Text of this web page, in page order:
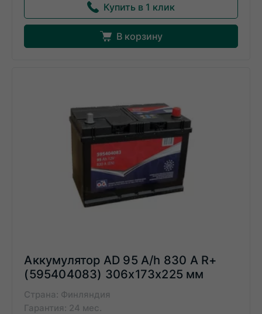
Купить в 1 клик
В корзину
Аккумулятор AD 95 A/h 830 А R+
(595404083) 306x173x225 мм
Страна: Финляндия
Гарантия: 24 мес.